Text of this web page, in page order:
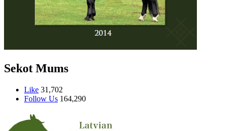
Sekot Mums
Like 31,702
Follow Us 164,290